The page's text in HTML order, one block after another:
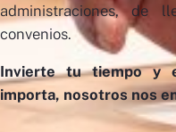
administraciones, de
convenios.
Invierte tu tiempo y
importa, nosotros nos